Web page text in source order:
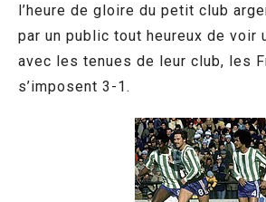
l’heure de gloire du petit club
par un public tout heureux de voir
avec les tenues de leur club, les
s’imposent 3-1.